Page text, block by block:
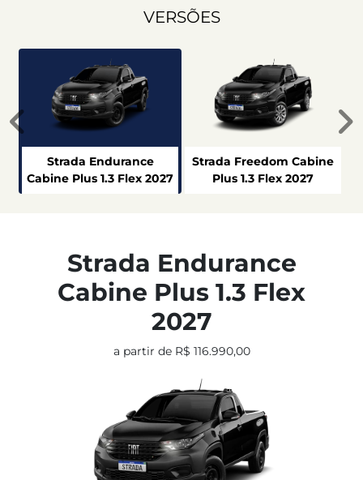
VERSÕES
Strada Endurance
Cabine Plus 1.3 Flex 2027
Strada Freedom Cabine
Plus 1.3 Flex 2027
Anterior
Strada Endurance
Cabine Plus 1.3 Flex
2027
a partir de R$ 116.990,00